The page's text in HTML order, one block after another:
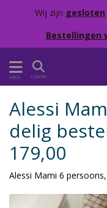
Wij zijn gesloten
Bestellingen
MENU ZOEKEN
Alessi
delig
179,00
Alessi Mami 6